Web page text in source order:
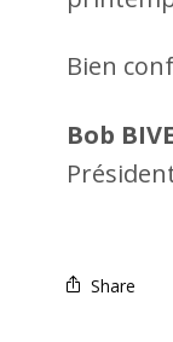
Bien
Bob
Share